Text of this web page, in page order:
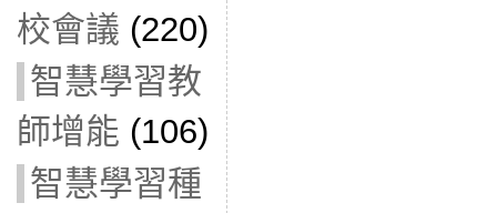
校會議 (220)
智慧學習教
師增能 (106)
智慧學習種